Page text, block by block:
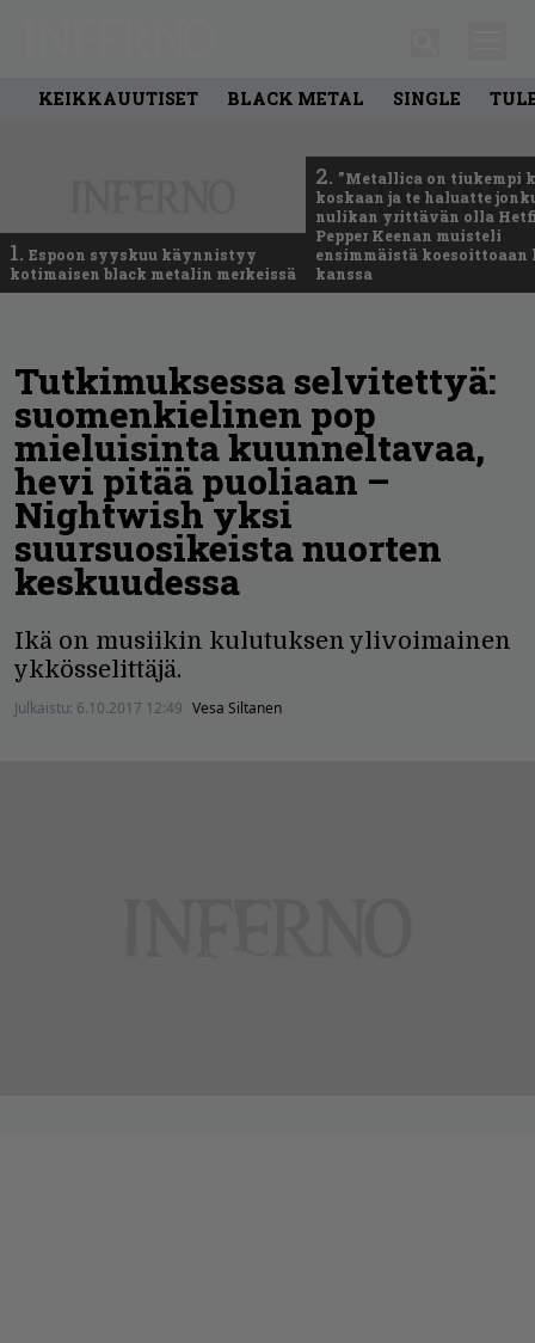
KEIKKAUUTISET BLACK METAL SINGLE
1. Espoon syyskuu käynnistyy
kotimaisen black metalin merkeissä
2. ”Metallica on tiukempi
koskaan ja te haluatte
nulikan yrittävän olla
Pepper Keenan muisteli
ensimmäistä
kanssa
Tutkimuksessa selvitettyä:
suomenkielinen pop
mieluisinta kuunneltavaa,
hevi pitää puoliaan –
Nightwish yksi
suursuosikeista nuorten
keskuudessa
Ikä on musiikin kulutuksen ylivoimainen
ykkösselittäjä.
Julkaistu: 6.10.2017 12:49 Vesa Siltanen